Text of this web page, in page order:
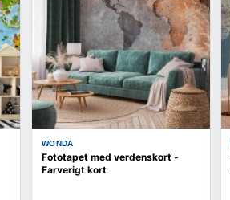
WONDA
Fototapet med verdenskort -
Farverigt kort